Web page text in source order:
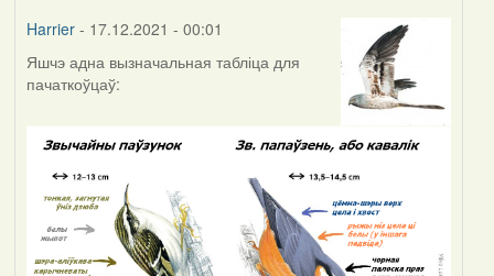
Harrier- 17.12.2021 - 00:01
Яшчэ адна вызначальная табліца для
пачаткоўцаў: